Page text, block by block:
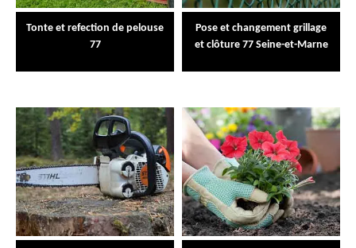
Tonte et refection de pelouse
77
Pose et changement grillage
et clôture 77 Seine-et-Marne